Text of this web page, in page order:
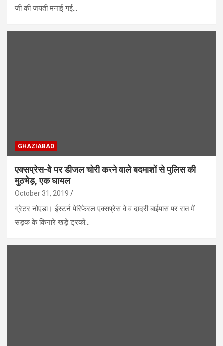
जी की जयंती मनाई गई…
GHAZIABAD
एक्सप्रेस-वे पर डीजल चोरी करने वाले बदमाशों से पुलिस की
मुठभेड़, एक घायल
October 31, 2019
ग्रेटर नोएडा। ईस्टर्न पेरिफेरल एक्सप्रेस वे व दादरी बाईपास पर रात में
सड़क के किनारे खड़े ट्रकों…